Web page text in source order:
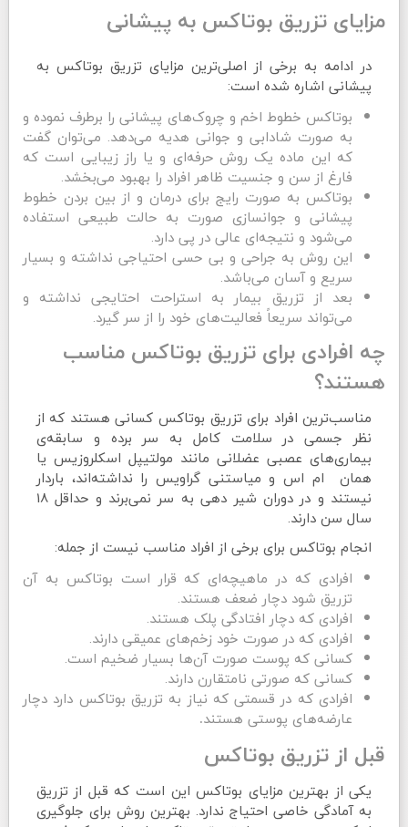
مزایای تزریق بوتاکس به پیشانی
در ادامه به برخی از اصلی‌ترین مزایای تزریق بوتاکس به
پیشانی اشاره شده است:
بوتاکس خطوط اخم و چروک‌های پیشانی را برطرف نموده و
به صورت شادابی و جوانی هدیه می‌دهد. می‌توان گفت
که این ماده یک روش حرفه‌ای و یا راز زیبایی است که
فارغ از سن و جنسیت ظاهر افراد را بهبود می‌بخشد.
بوتاکس به صورت رایج برای درمان و از بین بردن خطوط
پیشانی و جوانسازی صورت به حالت طبیعی استفاده
می‌شود و نتیجه‌ای عالی در پی دارد.
این روش به جراحی و بی حسی احتیاجی نداشته و بسیار
سریع و آسان می‌باشد.
بعد از تزریق بیمار به استراحت احتایجی نداشته و
می‌تواند سریعاً فعالیت‌های خود را از سر گیرد.
چه افرادی برای تزریق بوتاکس مناسب
هستند؟
مناسب‌ترین افراد برای تزریق بوتاکس کسانی هستند که از
نظر جسمی در سلامت کامل به سر برده و سابقه‌ی
بیماری‌های عصبی عضلانی مانند مولتیپل اسکلروزیس یا
همان ام اس و میاستنی گراویس را نداشته‌اند، باردار
نیستند و در دوران شیر دهی به سر نمی‌برند و حداقل 18
سال سن دارند.
انجام بوتاکس برای برخی از افراد مناسب نیست از جمله:
افرادی که در ماهیچه‌ای که قرار است بوتاکس به آن
تزریق شود دچار ضعف هستند.
افرادی که دچار افتادگی پلک هستند.
افرادی که در صورت خود زخم‌های عمیقی دارند.
کسانی که پوست صورت آن‌ها بسیار ضخیم است.
کسانی که صورتی نامتقارن دارند.
افرادی که در قسمتی که نیاز به تزریق بوتاکس دارد دچار
عارضه‌های پوستی هستند.
قبل از تزریق بوتاکس
یکی از بهترین مزایای بوتاکس این است که قبل از تزریق
به آمادگی خاصی احتیاج ندارد. بهترین روش برای جلوگیری